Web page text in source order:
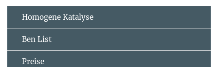
Homogene Katalyse
Ben List
Preise